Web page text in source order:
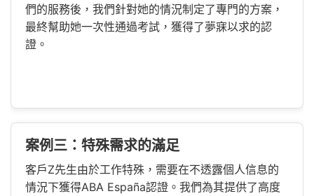
們的服務後，我們針對她的情況制定了專門的方案，
最終幫助她一次性通過考試，獲得了夢寐以求的認
證。
案例三：特殊需求的滿足
客戶Z先生由於工作特殊，需要在不透露個人信息的
情況下獲得ABA España認證。我們為其提供了高度